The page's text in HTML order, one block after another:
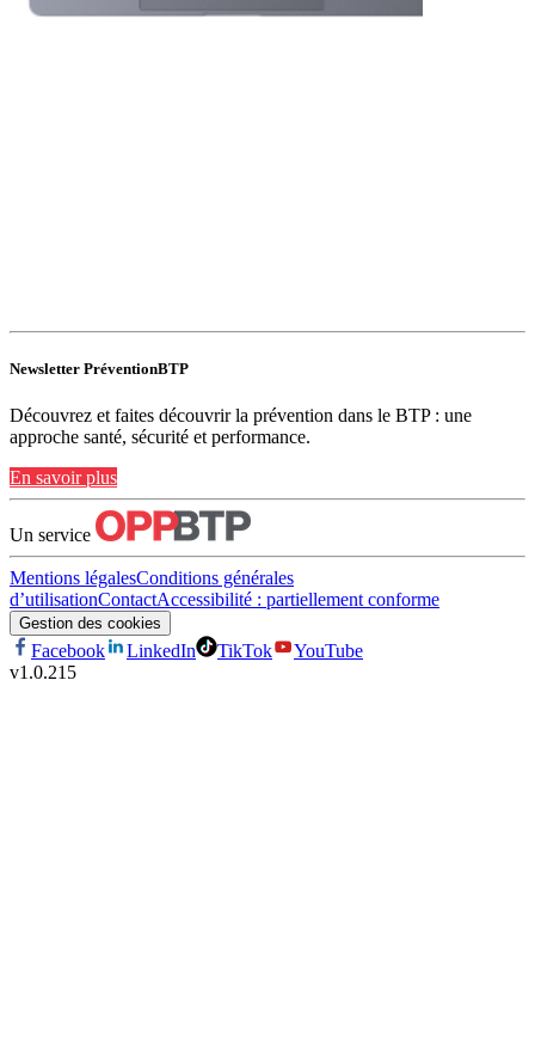
Newsletter PréventionBTP
Découvrez et faites découvrir la prévention dans le BTP : une
approche santé, sécurité et performance.
En savoir plus
Un service
Mentions légalesConditions générales
d’utilisationContactAccessibilité : partiellement conforme
Gestion des cookies
Facebook LinkedIn TikTok
YouTube
v1.0.215